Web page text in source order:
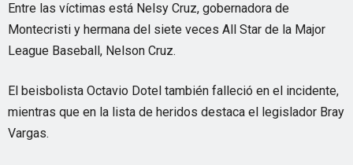
Entre las víctimas está Nelsy Cruz, gobernadora de
Montecristi y hermana del siete veces All Star de la Major
League Baseball, Nelson Cruz.
El beisbolista Octavio Dotel también falleció en el incidente,
mientras que en la lista de heridos destaca el legislador Bray
Vargas.